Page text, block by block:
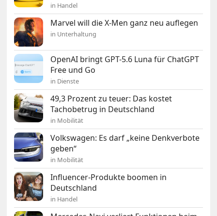
in Handel
Marvel will die X-Men ganz neu auflegen
in Unterhaltung
OpenAI bringt GPT-5.6 Luna für ChatGPT
Free und Go
in Dienste
49,3 Prozent zu teuer: Das kostet
Tachobetrug in Deutschland
in Mobilität
Volkswagen: Es darf „keine Denkverbote
geben“
in Mobilität
Influencer-Produkte boomen in
Deutschland
in Handel